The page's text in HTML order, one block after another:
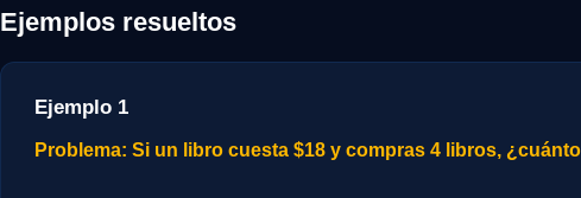
Ejemplos resueltos
Ejemplo 1
Problema: Si un libro cuesta $18 y compras 4 libros,